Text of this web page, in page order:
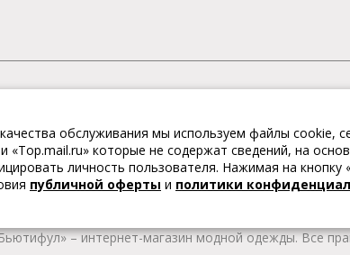
Бьютифул» – это коллекции модной женской,
получаете качественные товары из Европы
европейских брендов. В каталоге представлена
ассортимент удобной женской и мужской обуви
– интернет-магазин модной одежды. Все
обслуживания мы используем файлы cookie,
«Top.mail.ru» которые не содержат сведений, на
личность пользователя. Нажимая на кнопку
публичной оферты и политики